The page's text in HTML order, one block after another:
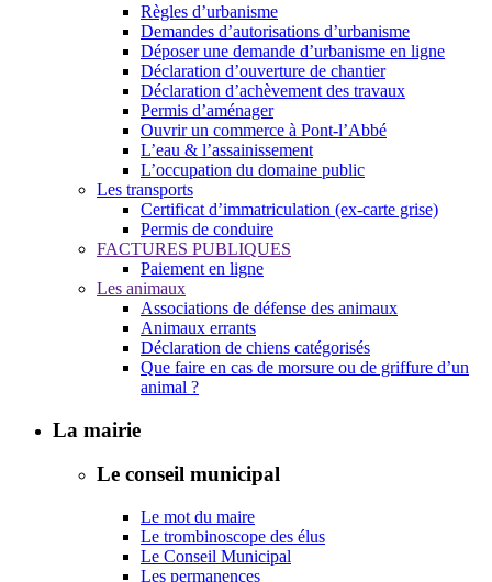
Règles d’urbanisme
Demandes d’autorisations d’urbanisme
Déposer une demande d’urbanisme en ligne
Déclaration d’ouverture de chantier
Déclaration d’achèvement des travaux
Permis d’aménager
Ouvrir un commerce à Pont-l’Abbé
L’eau & l’assainissement
L’occupation du domaine public
Les transports
Certificat d’immatriculation (ex-carte grise)
Permis de conduire
FACTURES PUBLIQUES
Paiement en ligne
Les animaux
Associations de défense des animaux
Animaux errants
Déclaration de chiens catégorisés
Que faire en cas de morsure ou de griffure d’un
animal ?
La mairie
Le conseil municipal
Le mot du maire
Le trombinoscope des élus
Le Conseil Municipal
Les permanences